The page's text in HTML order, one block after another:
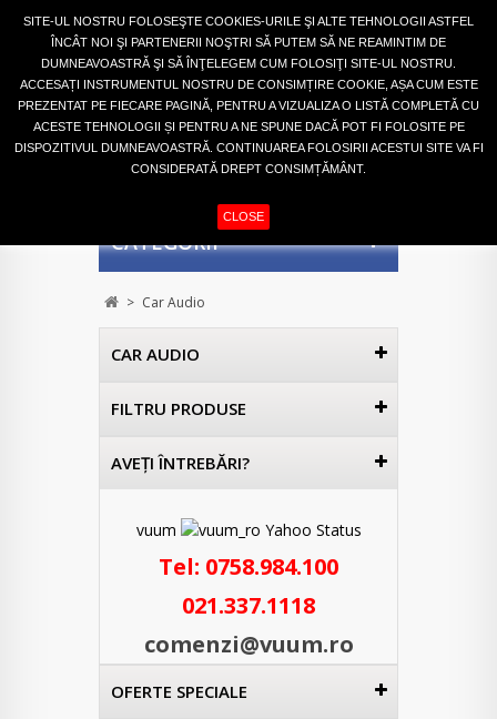
Autentifică-te
COŞ (GOL)
CATEGORII
> Car Audio
CAR AUDIO
FILTRU PRODUSE
AVEŢI ÎNTREBĂRI?
vuum
Tel: 0758.984.100
021.337.1118
comenzi@vuum.ro
OFERTE SPECIALE
SITE-UL NOSTRU FOLOSEŞTE COOKIES-URILE ŞI ALTE TEHNOLOGII ASTFEL
ÎNCÂT NOI ŞI PARTENERII NOŞTRI SĂ PUTEM SĂ NE REAMINTIM DE
DUMNEAVOASTRĂ ŞI SĂ ÎNŢELEGEM CUM FOLOSIŢI SITE-UL NOSTRU.
ACCESAȚI INSTRUMENTUL NOSTRU DE CONSIMȚIRE COOKIE, AȘA CUM ESTE
PREZENTAT PE FIECARE PAGINĂ, PENTRU A VIZUALIZA O LISTĂ COMPLETĂ CU
ACESTE TEHNOLOGII ȘI PENTRU A NE SPUNE DACĂ POT FI FOLOSITE PE
DISPOZITIVUL DUMNEAVOASTRĂ. CONTINUAREA FOLOSIRII ACESTUI SITE VA FI
CONSIDERATĂ DREPT CONSIMȚĂMÂNT.
CLOSE